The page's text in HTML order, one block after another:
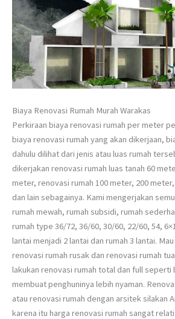
Biaya Renovasi Rumah Murah Warakas
Perkiraan biaya renovasi rumah per meter
biaya renovasi rumah yang akan dikerjaan,
dahulu dilihat dari jenis atau luas rumah
dikerjakan renovasi rumah luas tanah 60
meter, renovasi rumah 100 meter, 200
dan lain sebagainya. Kami mengerjakan
rumah mewah, rumah subsidi, rumah
rumah type 36/72, 36/60, 30/60, 22/60, 54,
lantai menjadi 2 lantai dan rumah 3 lantai.
renovasi rumah rusak dan renovasi rumah
lakukan renovasi rumah total dan full seperti
membuat penghuninya lebih nyaman.
atau renovasi rumah dengan arsitek silakan
karena itu harga renovasi rumah sangat